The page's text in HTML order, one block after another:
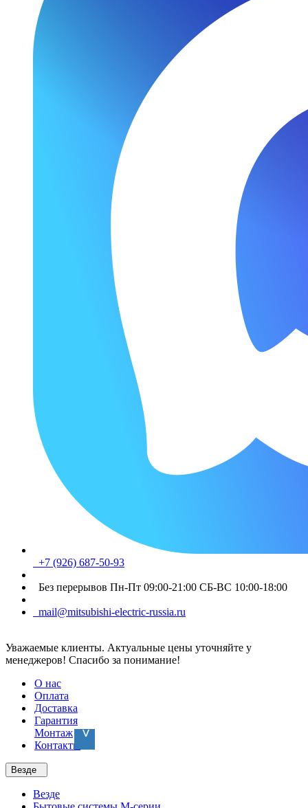
+7 (926) 687-50-93
Без перерывов Пн-Пт 09:00-21:00 СБ-ВС 10:00-18:00
mail@mitsubishi-electric-russia.ru
Уважаемые клиенты. Актуальные цены уточняйте у
менеджеров! Спасибо за понимание!
О нас
Оплата
Доставка
Гарантия
Монтаж
Контакты
Везде
Везде